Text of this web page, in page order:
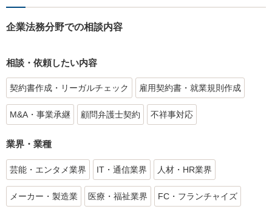
企業法務分野での相談内容
相談・依頼したい内容
契約書作成・リーガルチェック 雇用契約書・就業規則作成
M&A・事業承継 顧問弁護士契約 不祥事対応
業界・業種
芸能・エンタメ業界 IT・通信業界 人材・HR業界
メーカー・製造業 医療・福祉業界 FC・フランチャイズ